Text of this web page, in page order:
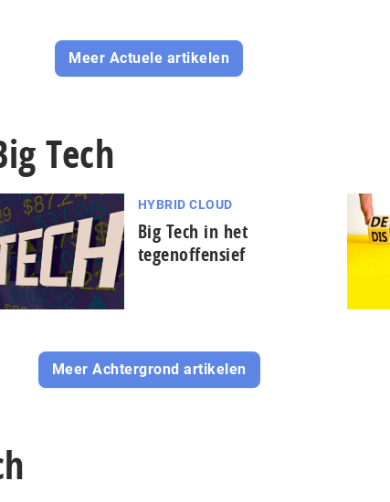
Meer Actuele artikelen
Tech
HYBRID CLOUD
Big Tech in het
tegenoffensief
Meer Achtergrond artikelen